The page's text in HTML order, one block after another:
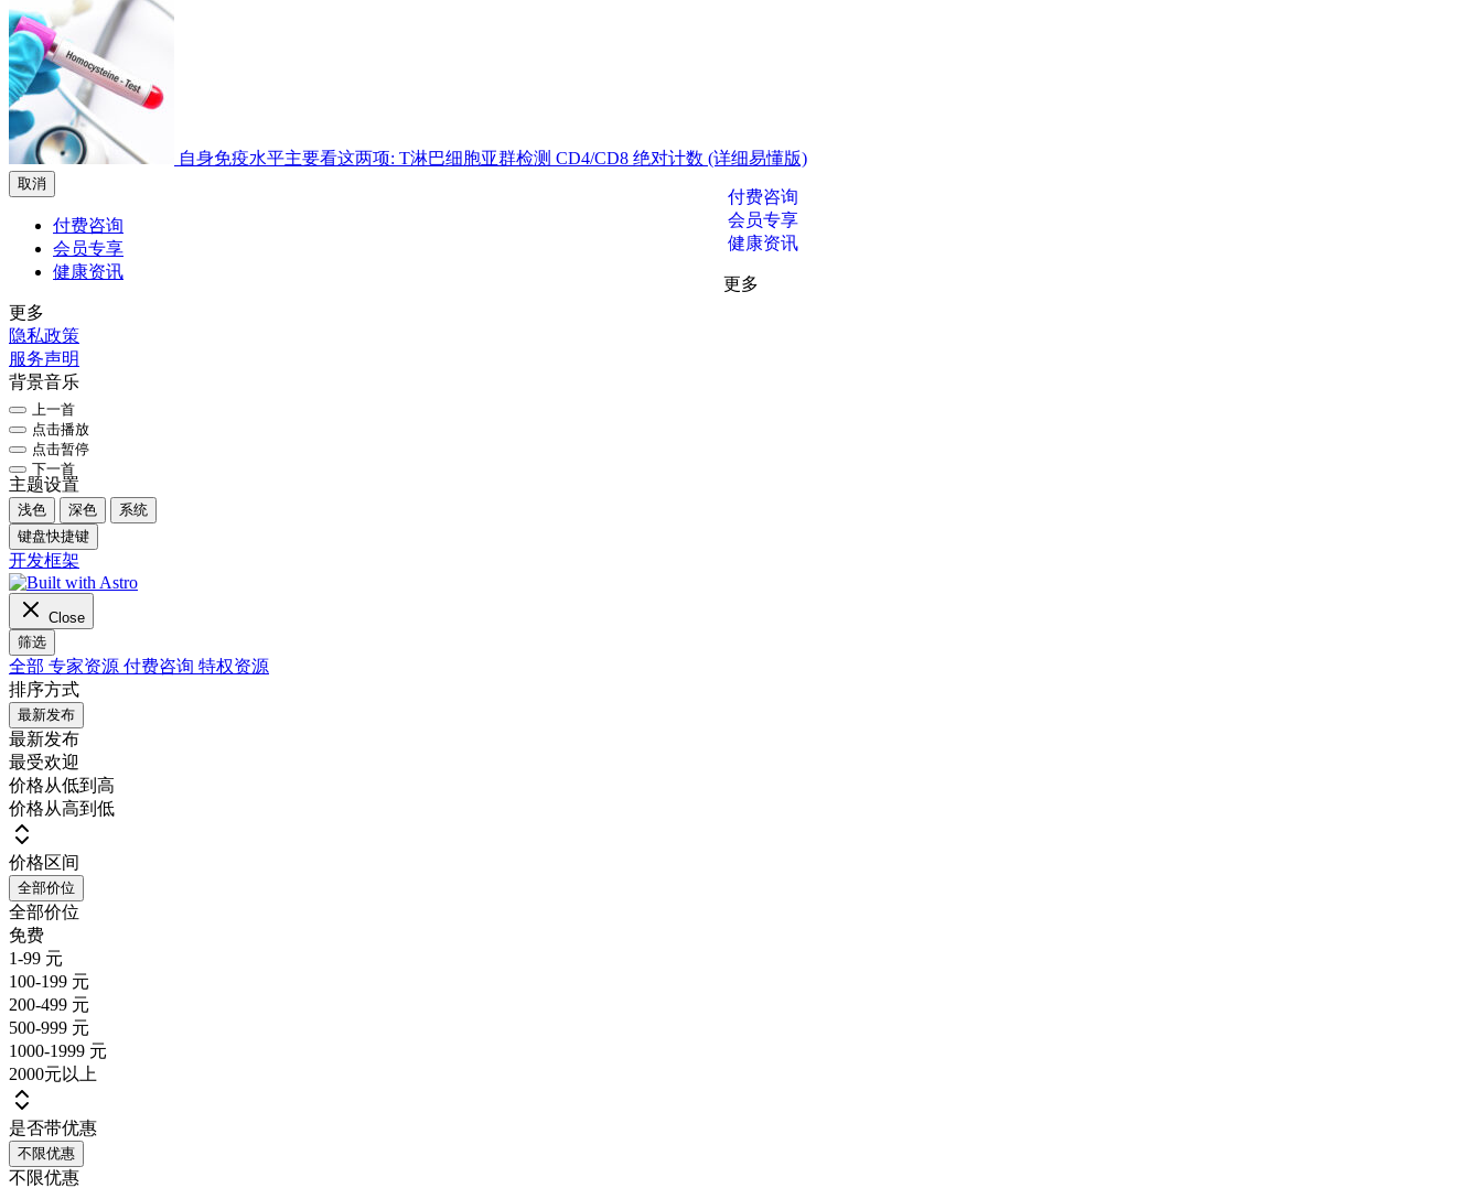
自身免疫水平主要看这两项: T淋巴细胞亚群检测 CD4/CD8 绝对计数 (详细易懂版)
取消
付费咨询
付费咨询
会员专享
会员专享
健康资讯
健康资讯
更多
更多
隐私政策
服务声明
背景音乐
上一首
点击播放
点击暂停
下一首
主题设置
浅色 深色
系统
键盘快捷键
开发框架
Close
筛选
全部 专家资源 付费咨询 特权资源
排序方式
最新发布
最新发布
最受欢迎
价格从低到高
价格从高到低
价格区间
全部价位
全部价位
免费
1-99 元
100-199 元
200-499 元
500-999 元
1000-1999 元
2000元以上
是否带优惠
不限优惠
不限优惠